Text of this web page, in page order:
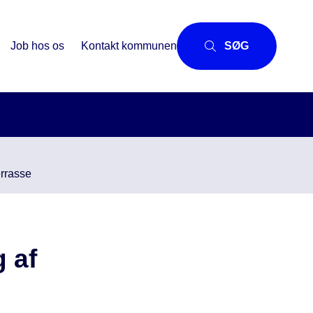
Job hos os Kontakt kommunen SØG
af